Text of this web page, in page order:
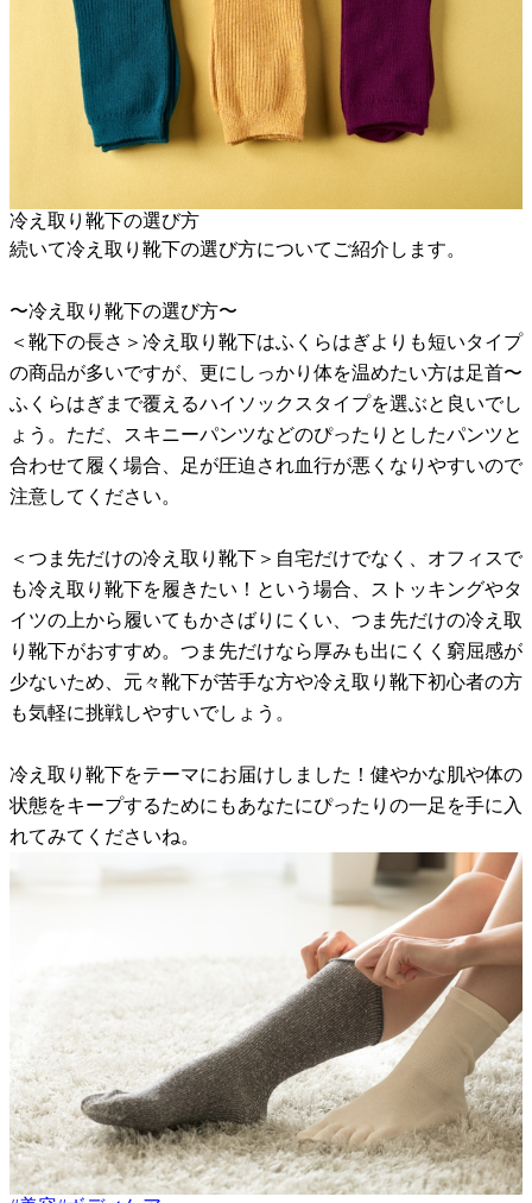
冷え取り靴下の選び方
続いて冷え取り靴下の選び方についてご紹介します。
〜冷え取り靴下の選び方〜
＜靴下の長さ＞冷え取り靴下はふくらはぎよりも短いタイプ
の商品が多いですが、更にしっかり体を温めたい方は足首〜
ふくらはぎまで覆えるハイソックスタイプを選ぶと良いでし
ょう。ただ、スキニーパンツなどのぴったりとしたパンツと
合わせて履く場合、足が圧迫され血行が悪くなりやすいので
注意してください。
＜つま先だけの冷え取り靴下＞自宅だけでなく、オフィスで
も冷え取り靴下を履きたい！という場合、ストッキングやタ
イツの上から履いてもかさばりにくい、つま先だけの冷え取
り靴下がおすすめ。つま先だけなら厚みも出にくく窮屈感が
少ないため、元々靴下が苦手な方や冷え取り靴下初心者の方
も気軽に挑戦しやすいでしょう。
冷え取り靴下をテーマにお届けしました！健やかな肌や体の
状態をキープするためにもあなたにぴったりの一足を手に入
れてみてくださいね。